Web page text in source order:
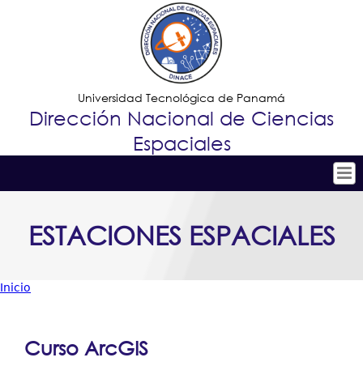
Jump to navigation
Universidad Tecnológica de Panamá
Dirección Nacional de Ciencias
Espaciales
Menu
Conoce DINACE
Estaciones Espaciales
ESTACIONES ESPACIALES
está
Inicio
Curso ArcGIS